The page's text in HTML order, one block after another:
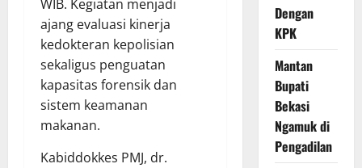
WIB. Kegiatan menjadi
ajang evaluasi kinerja
kedokteran kepolisian
sekaligus penguatan
kapasitas forensik dan
sistem keamanan
makanan.
Kabiddokkes PMJ, dr.
Dengan
KPK
Mantan
Bupati
Bekasi
Ngamuk di
Pengadilan